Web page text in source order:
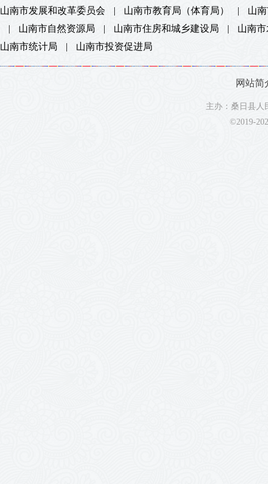
山南市发展和改革委员会
| 山南市教育局（体育局） |
山
|
山南市自然资源局 | 山南市住房和城乡建设局 |
山南
山南市统计局
| 山南市投资促进局
网站简
主办：桑日县
©2019-